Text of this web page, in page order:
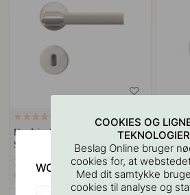
Dørhåndtag Helix 200 - Rustfrit
Stål Finish
791 kr 989 kr
På lager
Greb
189 kr
På
COOKIES OG
TEKNOLOGIER
Beslag Online bruger
cookies for, at
Med dit samtykke
cookies til analyse og
WOULD YOU RATHER VISIT?